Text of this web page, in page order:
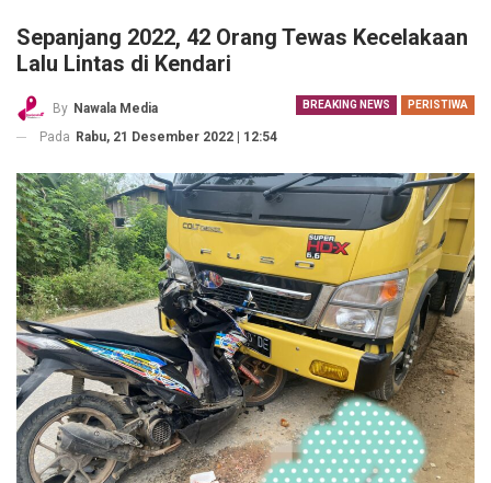
Sepanjang 2022, 42 Orang Tewas Kecelakaan
Lalu Lintas di Kendari
BREAKING NEWS PERISTIWA
By Nawala Media
Pada Rabu, 21 Desember 2022 | 12:54